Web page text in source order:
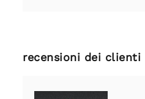
recensioni dei clienti